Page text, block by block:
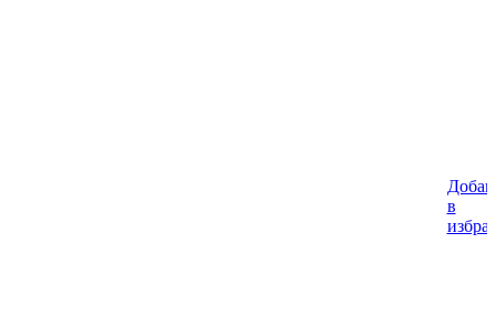
в